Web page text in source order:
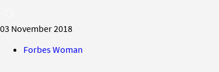
03 November 2018
Forbes Woman